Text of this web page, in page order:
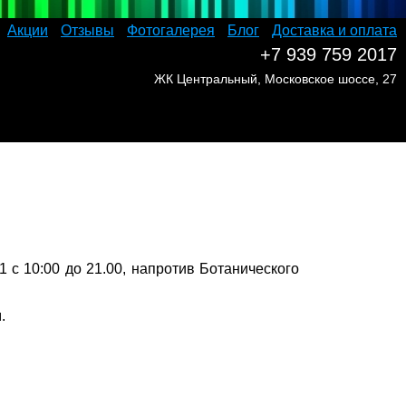
Акции Отзывы Фотогалерея Блог Доставка и оплата
10:00 до 21.00, напротив Ботанического
+7 939 759 2017
ЖК Центральный, Московское шоссе, 27